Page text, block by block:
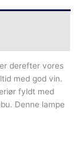
derefter vores
med god vin.
fyldt med
Denne lampe